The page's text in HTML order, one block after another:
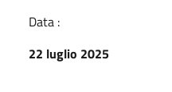
Data :
22 luglio 2025